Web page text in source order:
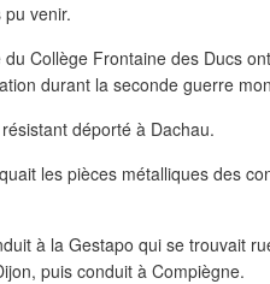
venir.
déporté à Dachau.
les pièces métalliques des
à la Gestapo qui se trouvait
puis conduit à Compiègne.